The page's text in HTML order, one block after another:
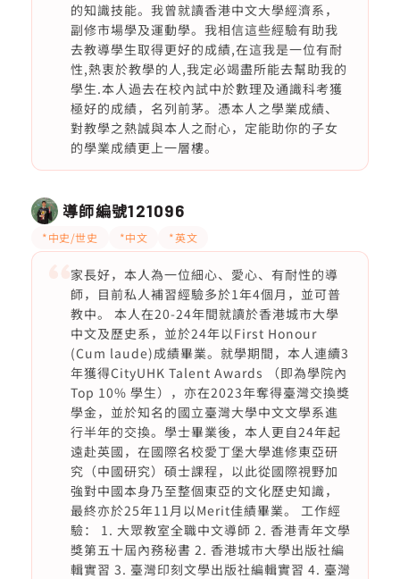
的知識技能。我曾就讀香港中文大學經濟系，
副修市場學及運動學。我相信這些經驗有助我
去教導學生取得更好的成績,在這我是一位有耐
性,熱衷於教學的人,我定必竭盡所能去幫助我的
學生.本人過去在校內試中於數理及通識科考獲
極好的成績，名列前茅。憑本人之學業成績、
對教學之熱誠與本人之耐心，定能助你的子女
的學業成績更上一層樓。
導師編號121096
*中史/世史 *中文 *英文
家長好，本人為一位細心、愛心、有耐性的導
師，目前私人補習經驗多於1年4個月，並可普
教中。 本人在20-24年間就讀於香港城市大學
中文及歷史系，並於24年以First Honour
(Cum laude)成績畢業。就學期間，本人連續3
年獲得CityUHK Talent Awards （即為學院內
Top 10% 學生），亦在2023年奪得臺灣交換獎
學金，並於知名的國立臺灣大學中文文學系進
行半年的交換。學士畢業後，本人更自24年起
遠赴英國，在國際名校愛丁堡大學進修東亞研
究（中國研究）碩士課程，以此從國際視野加
強對中國本身乃至整個東亞的文化歷史知識，
最終亦於25年11月以Merit佳績畢業。 工作經
驗： 1. 大眾教室全職中文導師 2. 香港青年文學
獎第五十屆內務秘書 2. 香港城市大學出版社編
輯實習 3. 臺灣印刻文學出版社編輯實習 4. 臺灣